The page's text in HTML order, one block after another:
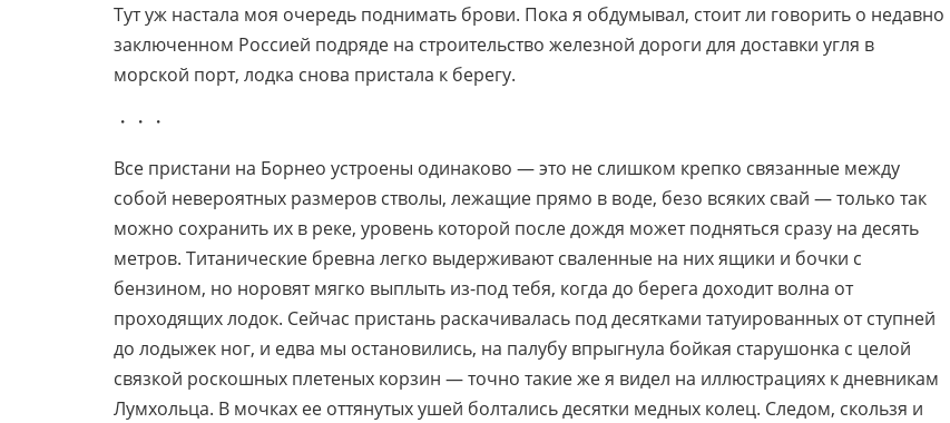
Тут уж настала моя очередь поднимать брови. Пока я обдумывал, стоит ли говорить о недавно
заключенном Россией подряде на строительство железной дороги для доставки угля в
морской порт, лодка снова пристала к берегу.
・・・
Все пристани на Борнео устроены одинаково — это не слишком крепко связанные между
собой невероятных размеров стволы, лежащие прямо в воде, безо всяких свай — только так
можно сохранить их в реке, уровень которой после дождя может подняться сразу на десять
метров. Титанические бревна легко выдерживают сваленные на них ящики и бочки с
бензином, но норовят мягко выплыть из-под тебя, когда до берега доходит волна от
проходящих лодок. Сейчас пристань раскачивалась под десятками татуированных от ступней
до лодыжек ног, и едва мы остановились, на палубу впрыгнула бойкая старушонка с целой
связкой роскошных плетеных корзин — точно такие же я видел на иллюстрациях к дневникам
Лумхольца. В мочках ее оттянутых ушей болтались десятки медных колец. Следом, скользя и